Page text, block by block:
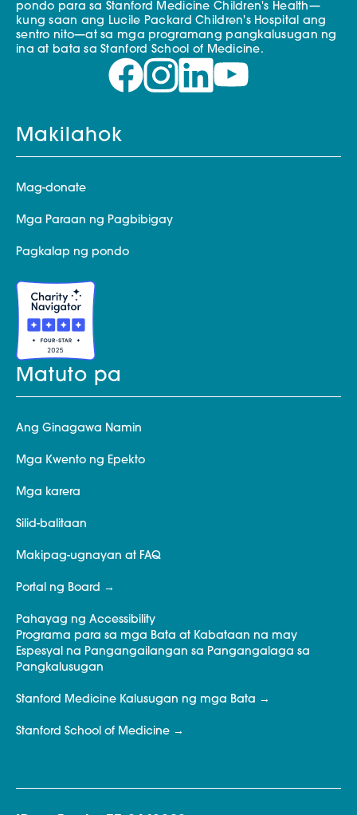
pondo para sa Stanford Medicine Children's Health—
kung saan ang Lucile Packard Children's Hospital ang
sentro nito—at sa mga programang pangkalusugan ng
ina at bata sa Stanford School of Medicine.
Makilahok
Mag-donate
Mga Paraan ng Pagbibigay
Pagkalap ng pondo
Matuto pa
Ang Ginagawa Namin
Mga Kwento ng Epekto
Mga karera
Silid-balitaan
Makipag-ugnayan at FAQ
Portal ng Board
Pahayag ng Accessibility
Programa para sa mga Bata at Kabataan na may
Espesyal na Pangangailangan sa Pangangalaga sa
Pangkalusugan
Stanford Medicine Kalusugan ng mga Bata
Stanford School of Medicine